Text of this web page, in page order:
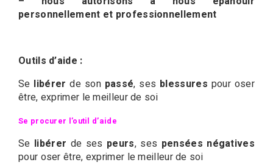
personnellement et professionnellement
Outils d’aide :
Se libérer de son passé, ses blessures pour oser
être, exprimer le meilleur de soi
Se procurer l’outil d’aide
Se libérer de ses peurs, ses pensées négatives
pour oser être, exprimer le meilleur de soi